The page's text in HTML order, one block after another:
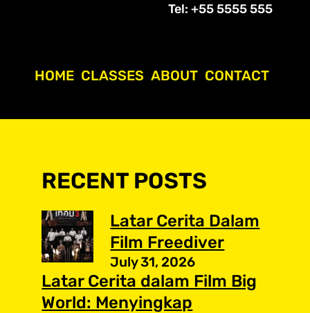
Tel: +55 5555 555
HOME CLASSES ABOUT CONTACT
RECENT POSTS
Latar Cerita Dalam
Film Freediver
July 31, 2026
Latar Cerita dalam Film Big
World: Menyingkap